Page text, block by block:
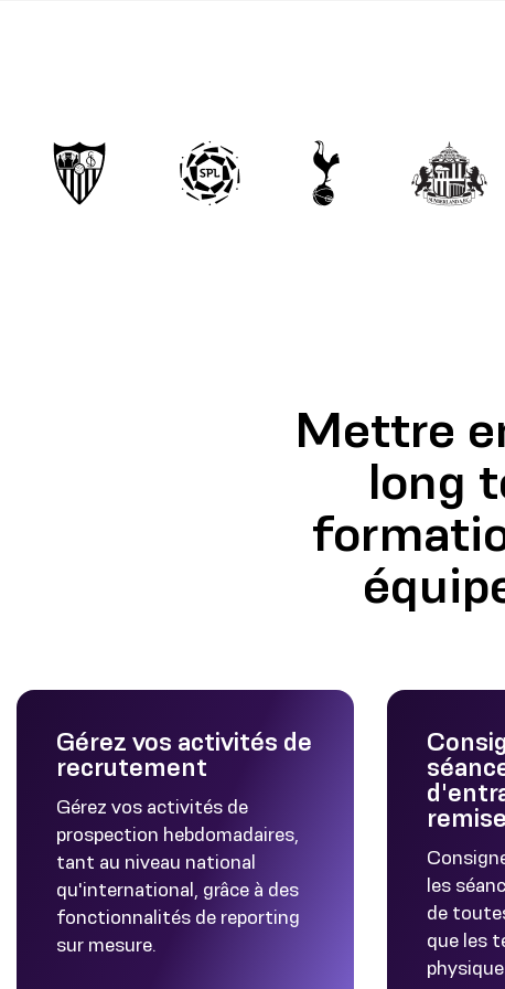
Mettre
long
Gérez vos activités de
recrutement
Gérez vos activités de
prospection hebdomadaires,
tant au niveau national
qu'international, grâce à des
fonctionnalités de reporting
sur mesure.
les
de
que les